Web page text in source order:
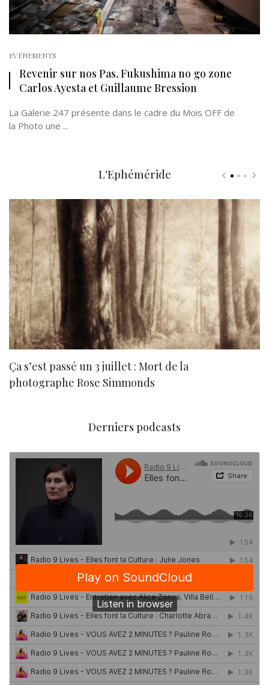
EVÉNEMENTS
Revenir sur nos Pas, Fukushima no go zone
Carlos Ayesta et Guillaume Bression
La Galerie 247 présente dans le cadre du Mois OFF de
la Photo une ...
L'Ephéméride
Ça s’est passé un 3 juillet : Mort de la
photographe Rose Simmonds
Derniers podcasts